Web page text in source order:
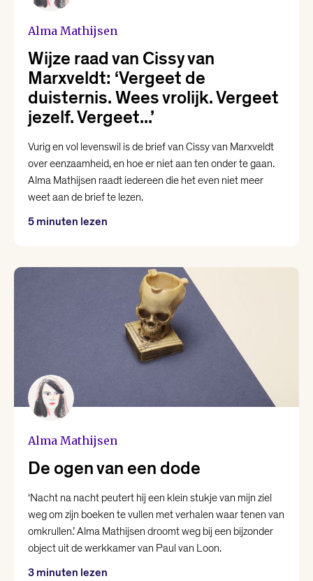
Alma Mathijsen
Wijze raad van Cissy van
Marxveldt: ‘Vergeet de
duisternis. Wees vrolijk. Vergeet
jezelf. Vergeet...’
Vurig en vol levenswil is de brief van Cissy van Marxveldt
over eenzaamheid, en hoe er niet aan ten onder te gaan.
Alma Mathijsen raadt iedereen die het even niet meer
weet aan de brief te lezen.
5 minuten lezen
Alma Mathijsen
De ogen van een dode
‘Nacht na nacht peutert hij een klein stukje van mijn ziel
weg om zijn boeken te vullen met verhalen waar tenen van
omkrullen.’ Alma Mathijsen droomt weg bij een bijzonder
object uit de werkkamer van Paul van Loon.
3 minuten lezen